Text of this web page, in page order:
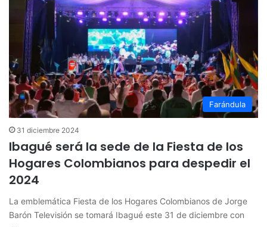
Farándula
31 diciembre 2024
Ibagué será la sede de la Fiesta de los
Hogares Colombianos para despedir el
2024
La emblemática Fiesta de los Hogares Colombianos de Jorge
Barón Televisión se tomará Ibagué este 31 de diciembre con